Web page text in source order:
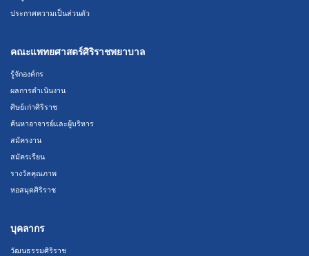
ประกาศความเป็นส่วนตัว
คณะแพทยศาสตร์ศิริราชพยาบาล
รู้จักองค์กร
ผลการดำเนินงาน
ศิษย์เก่าศิริราช
ค้นหาอาจารย์และผู้บริหาร
สมัครงาน
สมัครเรียน
รางวัลคุณภาพ
หอสมุดศิริราช
บุคลากร
วัฒนธรรมศิริราช